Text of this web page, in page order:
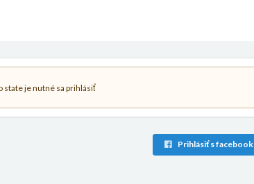
je nutné sa prihlásiť
Prihlásiť s facebook